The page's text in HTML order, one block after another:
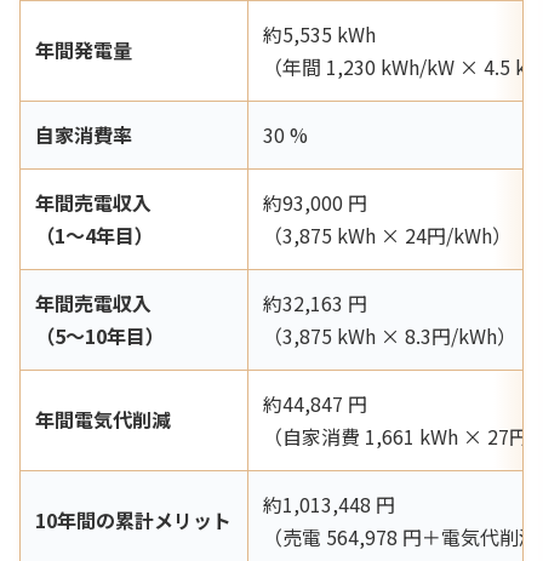
年間発電量
約5,535 kWh
（年間 1,230 kWh/kW × 4.5
自家消費率 30 %
年間売電収入
（1〜4年目）
約93,000 円
（3,875 kWh × 24円/kWh）
年間売電収入
（5〜10年目）
約32,163 円
（3,875 kWh × 8.3円/kWh）
年間電気代削減
約44,847 円
（自家消費 1,661 kWh × 27円/
10年間の累計メリット
約1,013,448 円
（売電 564,978 円＋電気代削